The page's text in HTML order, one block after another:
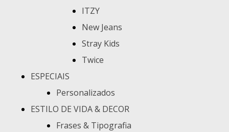
ITZY
New Jeans
Stray Kids
Twice
ESPECIAIS
Personalizados
ESTILO DE VIDA & DECOR
Frases & Tipografia